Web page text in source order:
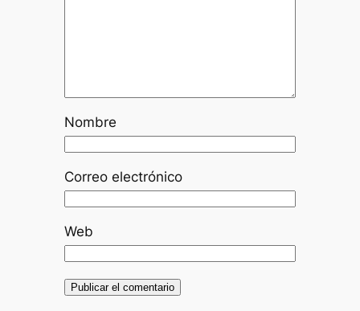
Nombre
Correo electrónico
Web